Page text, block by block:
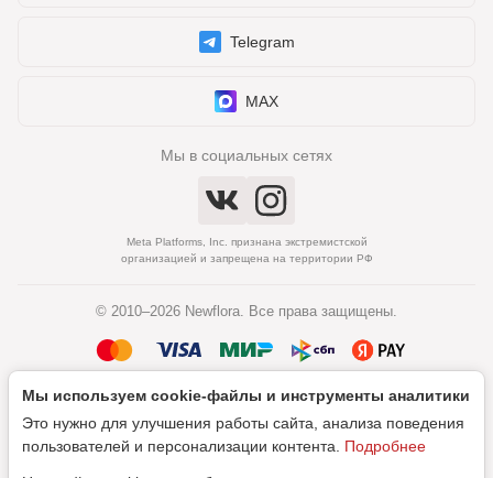
Telegram
MAX
Мы в социальных сетях
Meta Platforms, Inc. признана экстремистской
организацией и запрещена на территории РФ
© 2010–2026 Newflora. Все права защищены.
Политика обработки персональных данных
Согласие на обработку персональных данных
Мы используем cookie‑файлы и инструменты аналитики
Это нужно для улучшения работы сайта, анализа поведения
пользователей и персонализации контента. Подробнее